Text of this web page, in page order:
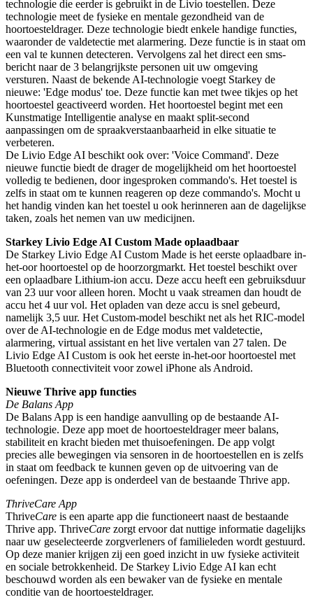
technologie die eerder is gebruikt in de Livio toestellen. Deze
technologie meet de fysieke en mentale gezondheid van de
hoortoesteldrager. Deze technologie biedt enkele handige functies,
waaronder de valdetectie met alarmering. Deze functie is in staat om
een val te kunnen detecteren. Vervolgens zal het direct een sms-
bericht naar de 3 belangrijkste personen uit uw omgeving
versturen. Naast de bekende AI-technologie voegt Starkey de
nieuwe: 'Edge modus' toe. Deze functie kan met twee tikjes op het
hoortoestel geactiveerd worden. Het hoortoestel begint met een
Kunstmatige Intelligentie analyse en maakt split-second
aanpassingen om de spraakverstaanbaarheid in elke situatie te
verbeteren.
De Livio Edge AI beschikt ook over: 'Voice Command'. Deze
nieuwe functie biedt de drager de mogelijkheid om het hoortoestel
volledig te bedienen, door ingesproken commando's. Het toestel is
zelfs in staat om te kunnen reageren op deze commando's. Mocht u
het handig vinden kan het toestel u ook herinneren aan de dagelijkse
taken, zoals het nemen van uw medicijnen.
Starkey Livio Edge AI Custom Made oplaadbaar
De Starkey Livio Edge AI Custom Made is het eerste oplaadbare in-
het-oor hoortoestel op de hoorzorgmarkt. Het toestel beschikt over
een oplaadbare Lithium-ion accu. Deze accu heeft een gebruiksduur
van 23 uur voor alleen horen. Mocht u vaak streamen dan houdt de
accu het 4 uur vol. Het opladen van deze accu is snel gebeurd,
namelijk 3,5 uur. Het Custom-model beschikt net als het RIC-model
over de AI-technologie en de Edge modus met valdetectie,
alarmering, virtual assistant en het live vertalen van 27 talen. De
Livio Edge AI Custom is ook het eerste in-het-oor hoortoestel met
Bluetooth connectiviteit voor zowel iPhone als Android.
Nieuwe Thrive app functies
De Balans App
De Balans App is een handige aanvulling op de bestaande AI-
technologie. Deze app moet de hoortoesteldrager meer balans,
stabiliteit en kracht bieden met thuisoefeningen. De app volgt
precies alle bewegingen via sensoren in de hoortoestellen en is zelfs
in staat om feedback te kunnen geven op de uitvoering van de
oefeningen. Deze app is onderdeel van de bestaande Thrive app.
ThriveCare App
ThriveCare is een aparte app die functioneert naast de bestaande
Thrive app. ThriveCare zorgt ervoor dat nuttige informatie dagelijks
naar uw geselecteerde zorgverleners of familieleden wordt gestuurd.
Op deze manier krijgen zij een goed inzicht in uw fysieke activiteit
en sociale betrokkenheid. De Starkey Livio Edge AI kan echt
beschouwd worden als een bewaker van de fysieke en mentale
conditie van de hoortoesteldrager.